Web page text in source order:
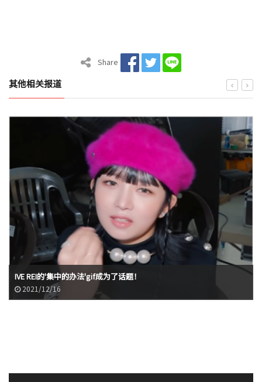
Share
其他相关报道
IVE REI的'集中的办法'gif成为了话题！
2021/12/16